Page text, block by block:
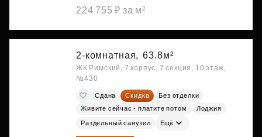
224 755 ₽ за м²
2-комнатная, 63.8м²
ЖК Римский, 7 корпус, 7 секция, 10 этаж,
№430
Сдана Скидка
Без отделки
Живите сейчас - платите потом
Лоджия
Раздельный санузел Ещё